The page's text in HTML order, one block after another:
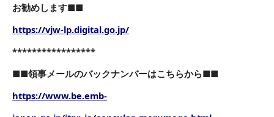
お勧めします■■
https://vjw-lp.digital.go.jp/
*****************
■■領事メールのバックナンバーはこちらから■■
https://www.be.emb-